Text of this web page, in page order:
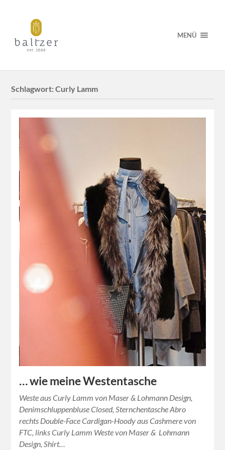
MENÜ
Schlagwort:Curly Lamm
… wie meine Westentasche
Weste aus Curly Lamm von Maser & Lohmann Design,
Denimschluppenbluse Closed, Sternchentasche Abro
rechts Double-Face Cardigan-Hoody aus Cashmere von
FTC, links Curly Lamm Weste von Maser & Lohmann
Design, Shirt…